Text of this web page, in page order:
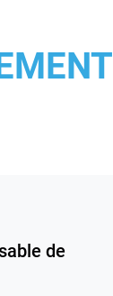
de